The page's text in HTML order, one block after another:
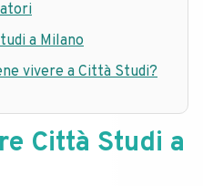
a Milano
vivere a Città Studi?
Città Studi a